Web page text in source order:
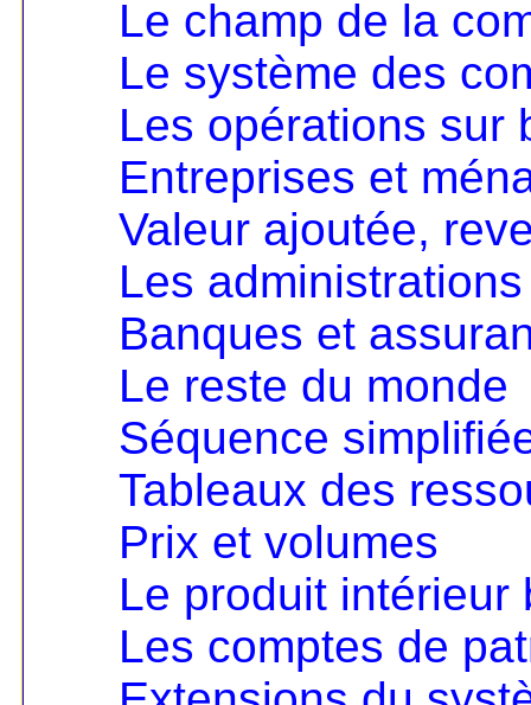
Le champ de la
Le système des
Les opérations sur
Entreprises et
Valeur ajoutée,
Les
Banques et
Le reste du monde
Séquence
Tableaux des
Prix et volumes
Le produit intérieur
Les comptes de